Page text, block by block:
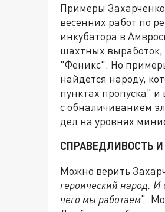
Примеры Захарченко
весенних работ по
инкубатора в
шахтных выработок,
"Феникс". Но
найдется народу,
пунктах пропуска"
с обналичиванием
дел на уровнях
СПРАВЕДЛИВОСТЬ
Можно верить
героический народ. И
чего мы работаем".